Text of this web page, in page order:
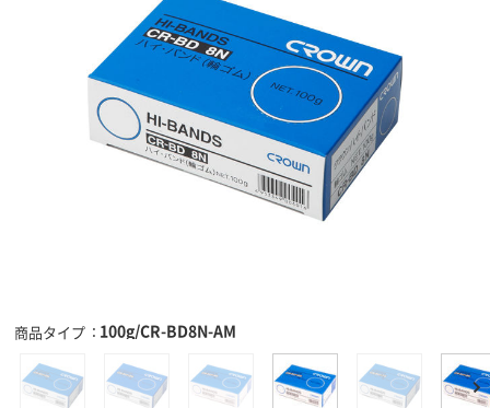
商品タイプ 100g/CR-BD8N-AM